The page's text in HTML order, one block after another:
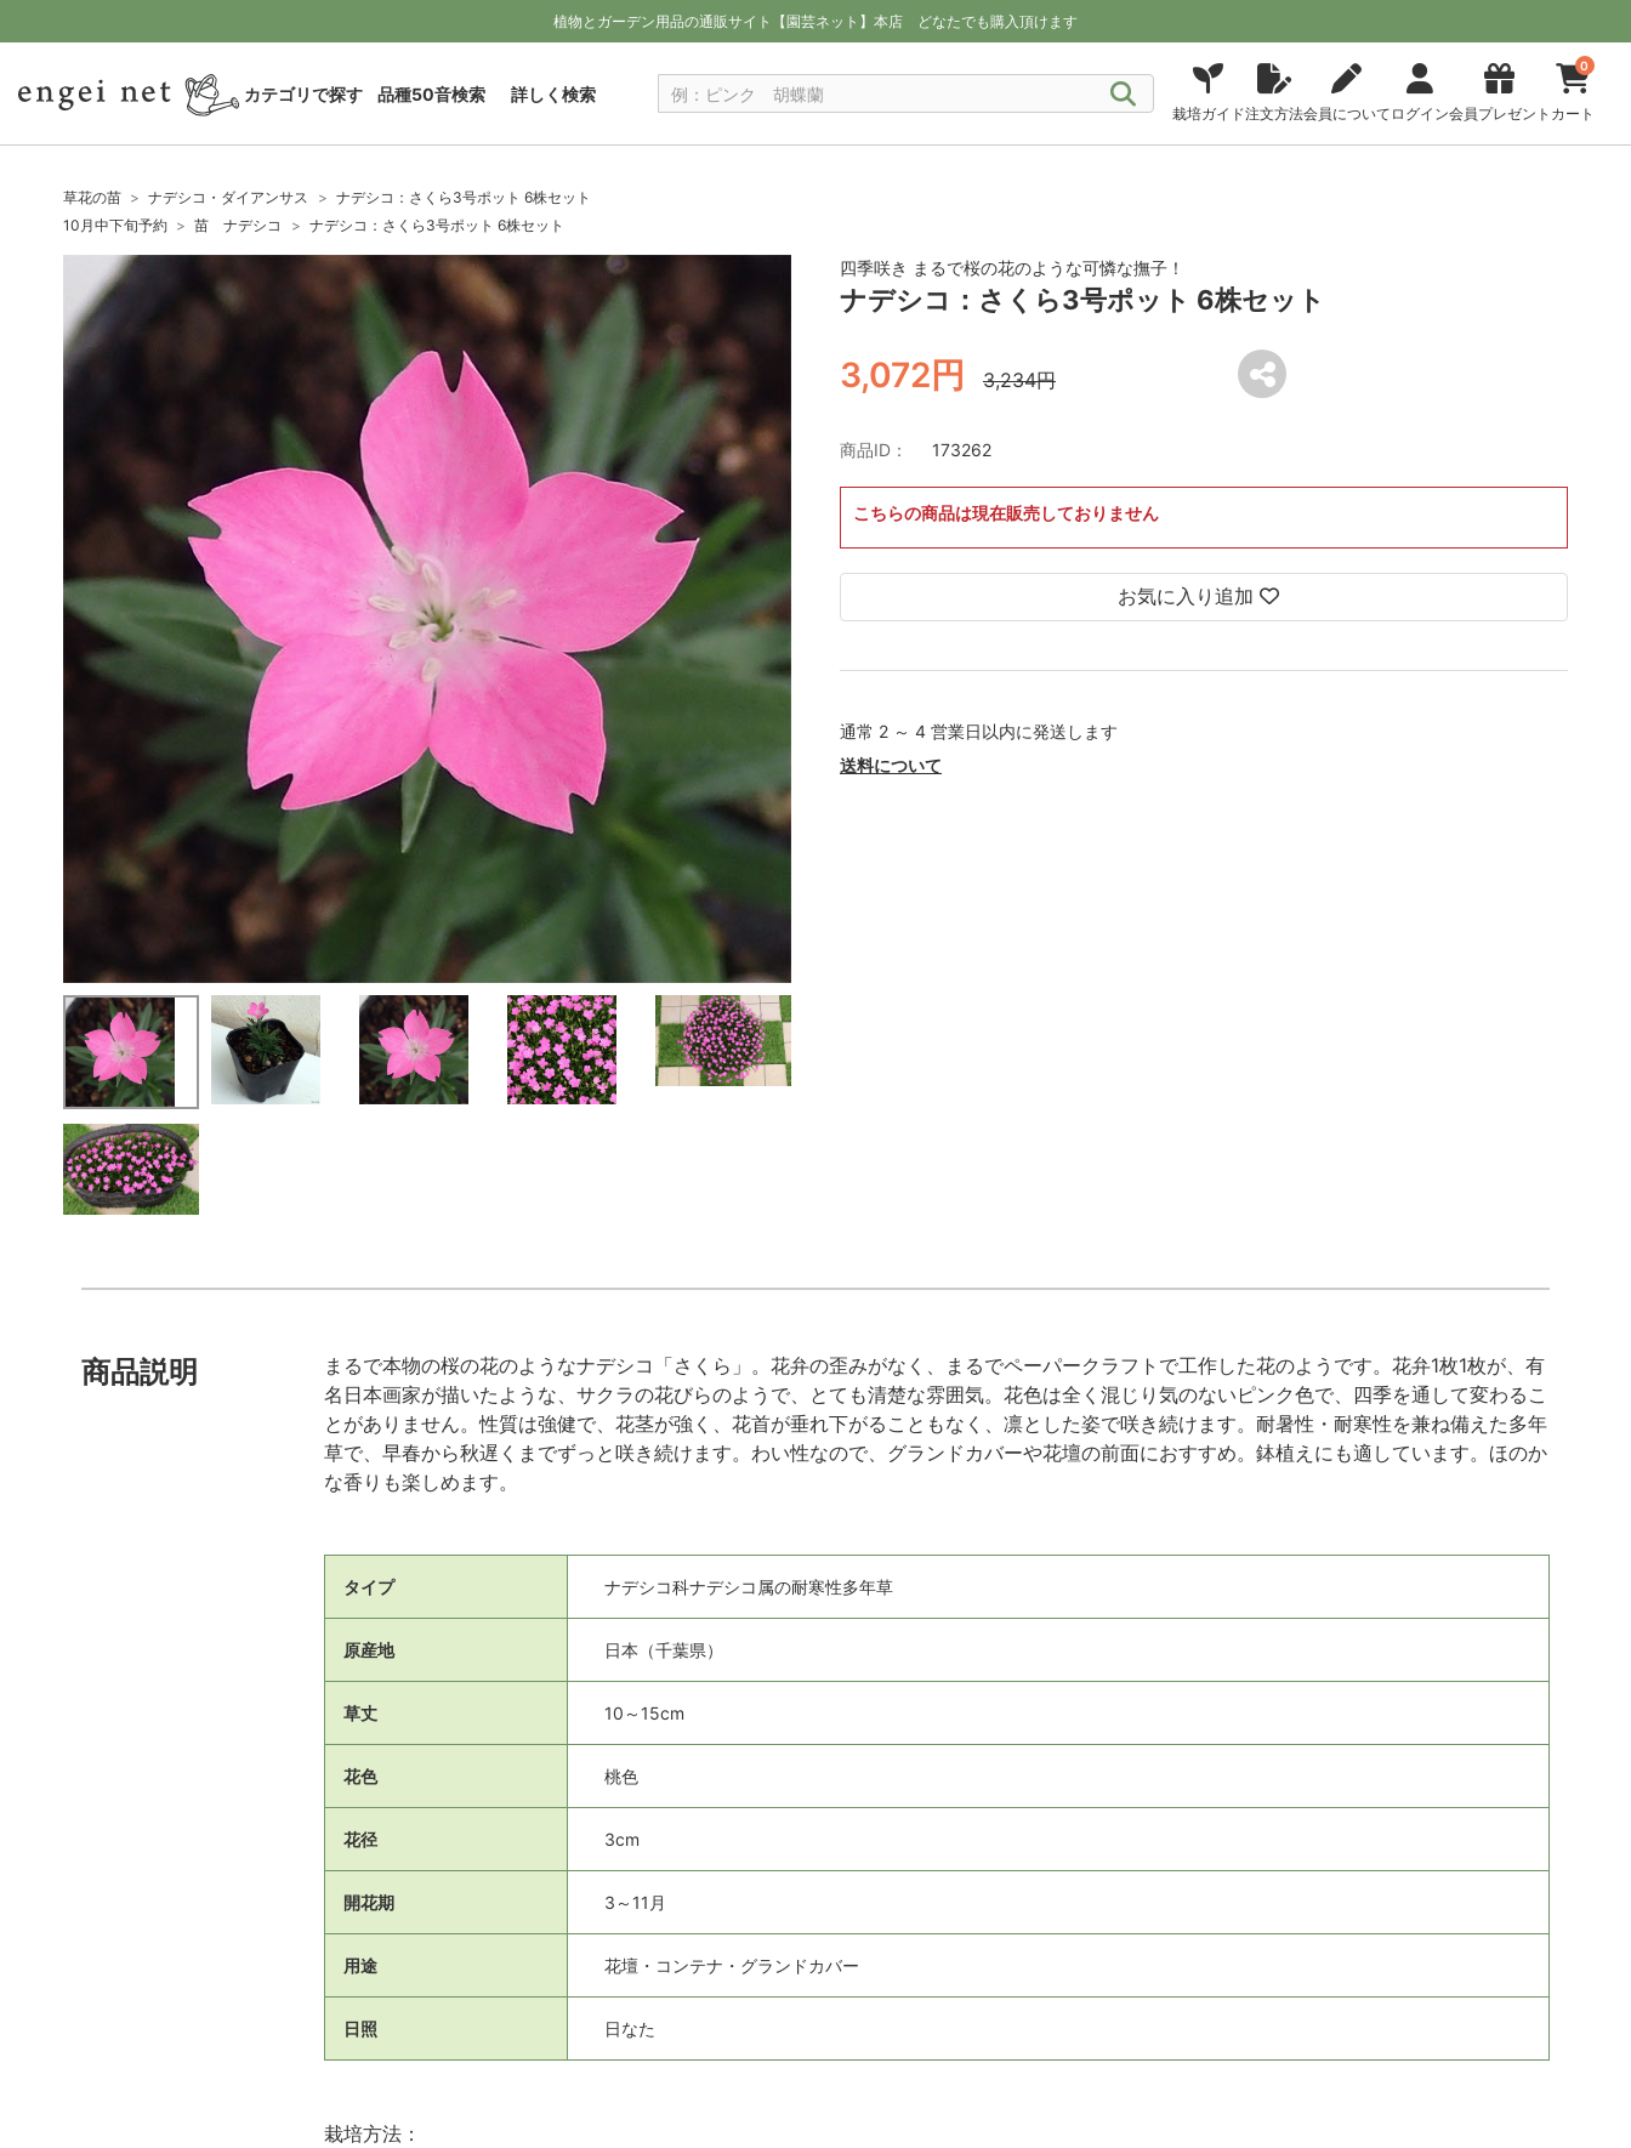
植物とガーデン用品の通販サイト【園芸ネット】本店 どなたでも購入頂けます
カテゴリで探す 品種50音検索 詳しく検索
栽培ガイド注文方法会員について ログイン会員プレゼント
0
カート
草花の苗 ナデシコ・ダイアンサス
ナデシコ：さくら3号ポット 6株セット
10月中下旬予約
苗 ナデシコ ナデシコ：さくら3号ポット 6株セット
四季咲き まるで桜の花のような可憐な撫子！
ナデシコ：さくら3号ポット 6株セット
3,072円 3,234円
商品ID： 173262
こちらの商品は現在販売しておりません
お気に入り追加
通常 2 ～ 4 営業日以内に発送します
送料について
商品説明
まるで本物の桜の花のようなナデシコ「さくら」。花弁の歪みがなく、まるでペーパークラフトで工作した花のようです。花弁1枚1枚が、有
名日本画家が描いたような、サクラの花びらのようで、とても清楚な雰囲気。花色は全く混じり気のないピンク色で、四季を通して変わるこ
とがありません。性質は強健で、花茎が強く、花首が垂れ下がることもなく、凛とした姿で咲き続けます。耐暑性・耐寒性を兼ね備えた多年
草で、早春から秋遅くまでずっと咲き続けます。わい性なので、グランドカバーや花壇の前面におすすめ。鉢植えにも適しています。ほのか
な香りも楽しめます。
タイプ ナデシコ科ナデシコ属の耐寒性多年草
原産地 日本（千葉県）
草丈 10～15cm
花色 桃色
花径 3cm
開花期 3～11月
用途 花壇・コンテナ・グランドカバー
日照 日なた
栽培方法：